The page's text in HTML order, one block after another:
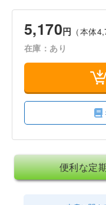
5,170円 （本体
在庫：あり
便利な定